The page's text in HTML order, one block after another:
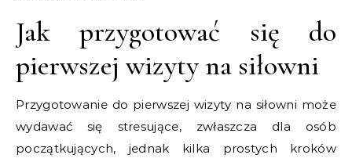
Jak przygotować się do
pierwszej wizyty na siłowni
Przygotowanie do pierwszej wizyty na siłowni może
wydawać się stresujące, zwłaszcza dla osób
początkujących, jednak kilka prostych kroków